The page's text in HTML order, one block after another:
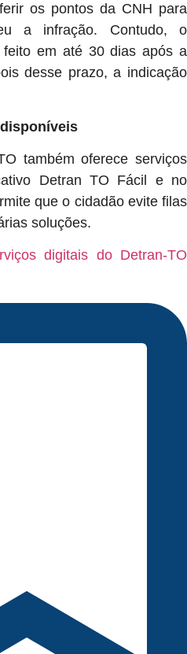
os pontos da CNH para
a infração. Contudo, o
feito em até 30 dias após a
desse prazo, a indicação
também oferece serviços
Detran TO Fácil e no
que o cidadão evite filas
soluções.
digitais do Detran-TO